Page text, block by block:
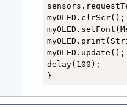
myOLED.update();
delay(100);
}